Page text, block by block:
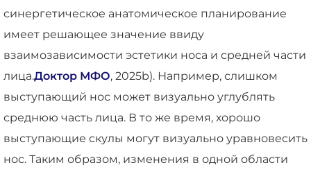
синергетическое анатомическое планирование
имеет решающее значение ввиду
взаимозависимости эстетики носа и средней части
лица.Доктор МФО, 2025b). Например, слишком
выступающий нос может визуально углублять
среднюю часть лица. В то же время, хорошо
выступающие скулы могут визуально уравновесить
нос. Таким образом, изменения в одной области